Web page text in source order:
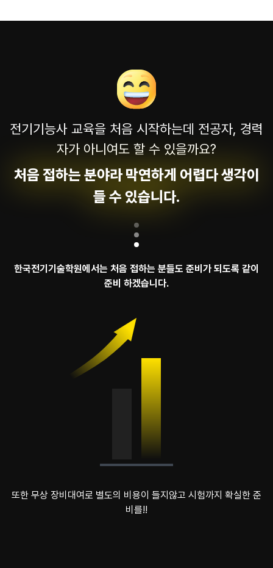
전기기능사 교육을 처음 시작하는데 전공자, 경력
자가 아니여도 할 수 있을까요?
처음 접하는 분야라 막연하게 어렵다 생각이
들 수 있습니다.
한국전기기술학원에서는 처음 접하는 분들도 준비가 되도록 같이
준비 하겠습니다.
또한 무상 장비대여로 별도의 비용이 들지않고 시험까지 확실한 준
비를!!